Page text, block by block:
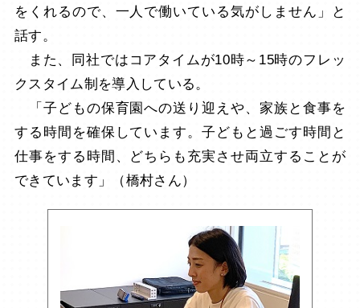
をくれるので、一人で働いている気がしません」と
話す。
また、同社ではコアタイムが10時～15時のフレッ
クスタイム制を導入している。
「子どもの保育園への送り迎えや、家族と食事を
する時間を確保しています。子どもと過ごす時間と
仕事をする時間、どちらも充実させ両立することが
できています」（橋村さん）